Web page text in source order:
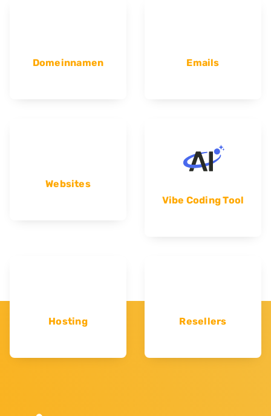
Domeinnamen Emails
Websites
Vibe Coding Tool
Hosting Resellers